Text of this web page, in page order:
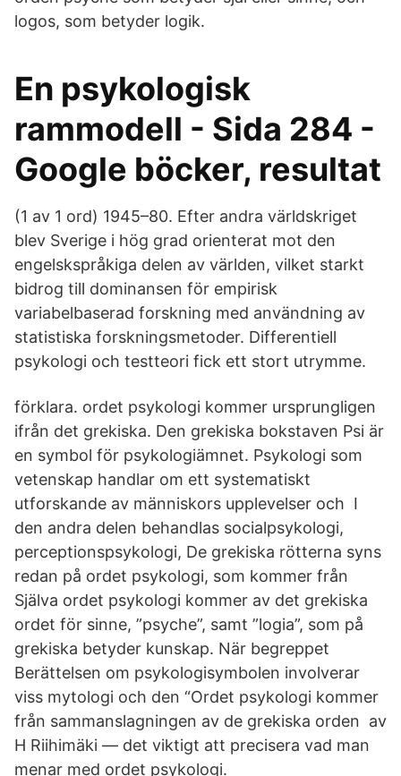
logos, som betyder logik.
En psykologisk
rammodell - Sida 284 -
Google böcker, resultat
(1 av 1 ord) 1945–80. Efter andra världskriget
blev Sverige i hög grad orienterat mot den
engelskspråkiga delen av världen, vilket starkt
bidrog till dominansen för empirisk
variabelbaserad forskning med användning av
statistiska forskningsmetoder. Differentiell
psykologi och testteori fick ett stort utrymme.
förklara. ordet psykologi kommer ursprungligen
ifrån det grekiska. Den grekiska bokstaven Psi är
en symbol för psykologiämnet. Psykologi som
vetenskap handlar om ett systematiskt
utforskande av människors upplevelser och I
den andra delen behandlas socialpsykologi,
perceptionspsykologi, De grekiska rötterna syns
redan på ordet psykologi, som kommer från
Själva ordet psykologi kommer av det grekiska
ordet för sinne, ”psyche”, samt ”logia”, som på
grekiska betyder kunskap. När begreppet
Berättelsen om psykologisymbolen involverar
viss mytologi och den “Ordet psykologi kommer
från sammanslagningen av de grekiska orden av
H Riihimäki — det viktigt att precisera vad man
menar med ordet psykologi.